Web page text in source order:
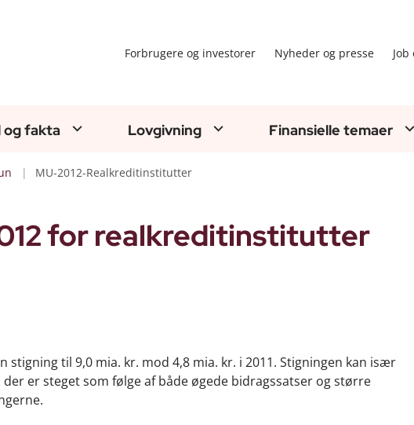
Forbrugere og investorer Nyheder og presse
og fakta Lovgivning Finansielle temaer
MU-2012-Realkreditinstitutter
for realkreditinstitutter
til 9,0 mia. kr. mod 4,8 mia. kr. i 2011. Stigningen kan især
er steget som følge af både øgede bidragssatser og større